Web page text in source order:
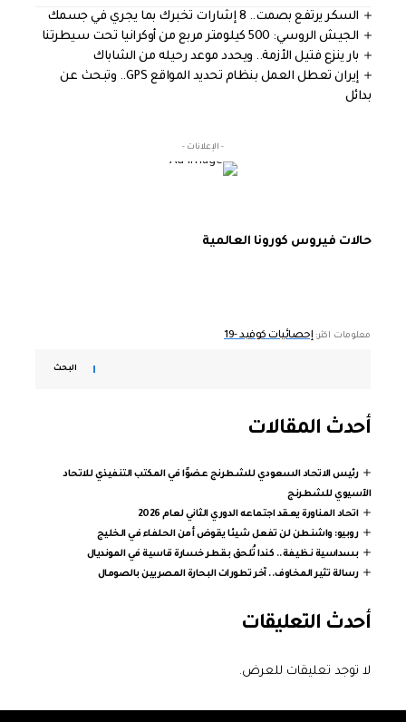
السكر يرتفع بصمت.. 8 إشارات تخبرك بما يجري في جسمك
الجيش الروسي: 500 كيلومتر مربع من أوكرانيا تحت سيطرتنا
بار ينزع فتيل الأزمة.. ويحدد موعد رحيله من الشاباك
إيران تعطل العمل بنظام تحديد المواقع GPS.. وتبحث عن
بدائل
- الإعلانات -
حالات فيروس كورونا العالمية
معلومات اكثر: إحصائيات كوفيد -19
البحث
أحدث المقالات
رئيس الاتحاد السعودي للشطرنج عضوًا في المكتب التنفيذي للاتحاد
الآسيوي للشطرنج
اتحاد المناورة يعقد اجتماعه الدوري الثاني لعام 2026
روبيو: واشنطن لن تفعل شيئا يقوض أمن الحلفاء في الخليج
بسداسية نظيفة.. كندا تُلحق بقطر خسارة قاسية في المونديال
رسالة تثير المخاوف.. آخر تطورات البحارة المصريين بالصومال
أحدث التعليقات
لا توجد تعليقات للعرض.